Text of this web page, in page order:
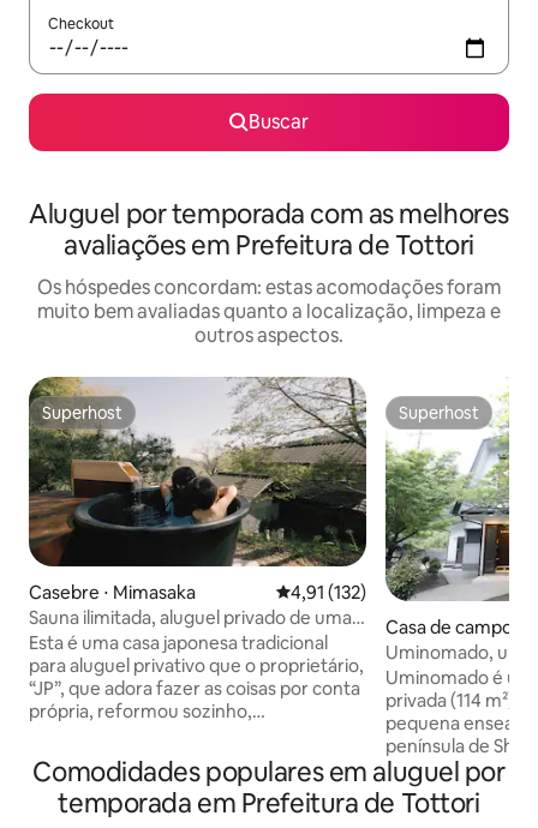
Checkout
Buscar
Aluguel por temporada com as melhores
avaliações em Prefeitura de Tottori
Os hóspedes concordam: estas acomodações foram
muito bem avaliadas quanto a localização, limpeza e
outros aspectos.
Superhost
Superhost
Casebre ⋅ Mimasaka 4,91 de uma avaliação média de
4,91 (132)
Sauna ilimitada, aluguel privado de uma
casa kominka
Esta é uma casa japonesa tradicional
para aluguel privativo que o proprietário,
“JP”, que adora fazer as coisas por conta
própria, reformou sozinho,
ideal, em uma casa tradicional de 150
anos. Talvez a maior vantagem desta
acomodação seja a sua “sauna ovo”
Superhost
Superhost
Casa de campo ⋅
Uminomado,
privada cercada
montanha, onde
sem se
Uminomado é
privada (114 m²)
pequena
península de
e montanhas,
apenas um grupo por
desfrutar do seu
Comodidades populares em aluguel por
temporada em Prefeitura de Tottori